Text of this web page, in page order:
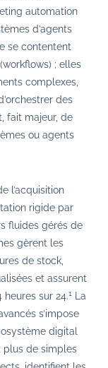
automation
d’agents
se contentent
; elles
complexes,
des
fait majeur, de
ou agents
l’acquisition
rigide par
fluides gérés de
gèrent les
de stock,
et assurent
sur 24.1La
s’impose
digital
plus de simples